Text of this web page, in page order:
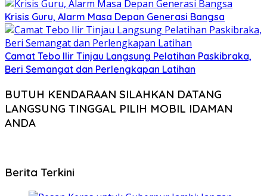
Krisis Guru, Alarm Masa Depan Generasi Bangsa
Camat Tebo Ilir Tinjau Langsung Pelatihan Paskibraka,
Beri Semangat dan Perlengkapan Latihan
BUTUH KENDARAAN SILAHKAN DATANG
LANGSUNG TINGGAL PILIH MOBIL IDAMAN
ANDA
Berita Terkini